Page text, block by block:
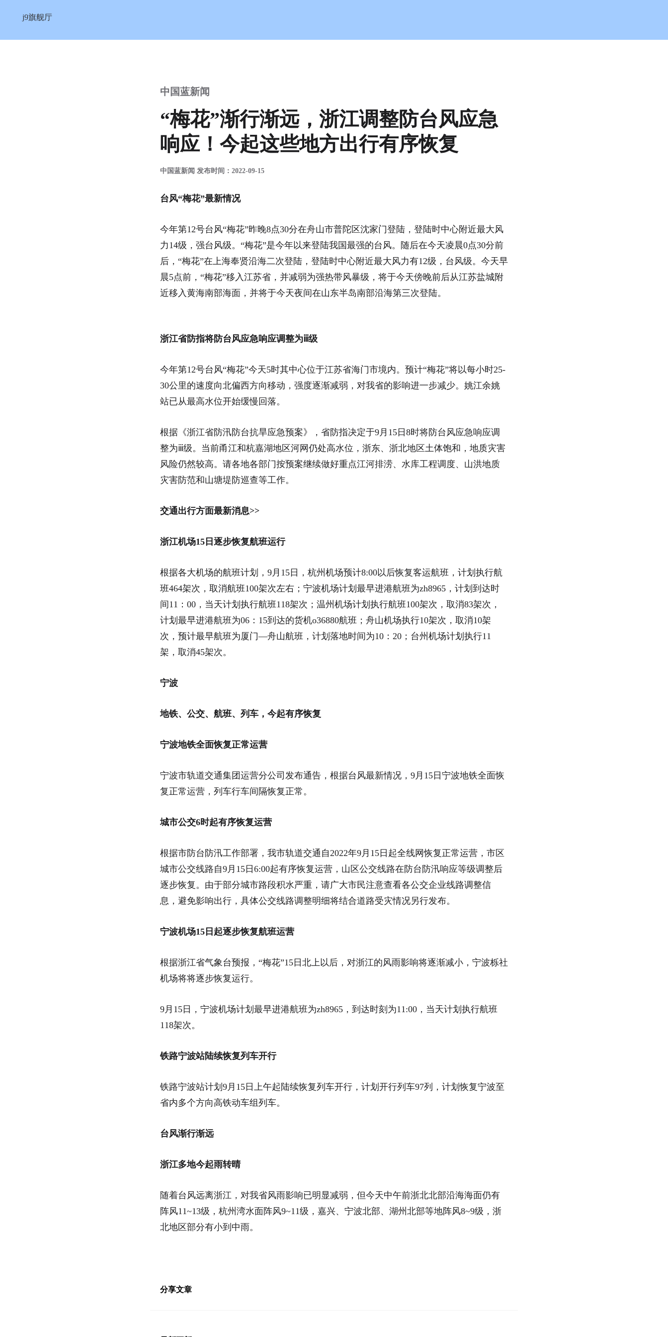
“梅花”渐行渐远，浙江调整防台风应急响应！今起这些地方出行有序恢复-j9旗舰厅
j9旗舰厅
中国蓝新闻
“梅花”渐行渐远，浙江调整防台风应急
响应！今起这些地方出行有序恢复
中国蓝新闻 发布时间：2022-09-15
台风“梅花”最新情况
今年第12号台风“梅花”昨晚8点30分在舟山市普陀区沈家门登陆，登陆时中心附近最大风
力14级，强台风级。“梅花”是今年以来登陆我国最强的台风。随后在今天凌晨0点30分前
后，“梅花”在上海奉贤沿海二次登陆，登陆时中心附近最大风力有12级，台风级。今天早
晨5点前，“梅花”移入江苏省，并减弱为强热带风暴级，将于今天傍晚前后从江苏盐城附
近移入黄海南部海面，并将于今天夜间在山东半岛南部沿海第三次登陆。
浙江省防指将防台风应急响应调整为ⅲ级
今年第12号台风“梅花”今天5时其中心位于江苏省海门市境内。预计“梅花”将以每小时25-
30公里的速度向北偏西方向移动，强度逐渐减弱，对我省的影响进一步减少。姚江余姚
站已从最高水位开始缓慢回落。
根据《浙江省防汛防台抗旱应急预案》，省防指决定于9月15日8时将防台风应急响应调
整为ⅲ级。当前甬江和杭嘉湖地区河网仍处高水位，浙东、浙北地区土体饱和，地质灾害
风险仍然较高。请各地各部门按预案继续做好重点江河排涝、水库工程调度、山洪地质
灾害防范和山塘堤防巡查等工作。
交通出行方面最新消息>>
浙江机场15日逐步恢复航班运行
根据各大机场的航班计划，9月15日，杭州机场预计8:00以后恢复客运航班，计划执行航
班464架次，取消航班100架次左右；宁波机场计划最早进港航班为zh8965，计划到达时
间11：00，当天计划执行航班118架次；温州机场计划执行航班100架次，取消83架次，
计划最早进港航班为06：15到达的货机o36880航班；舟山机场执行10架次，取消10架
次，预计最早航班为厦门—舟山航班，计划落地时间为10：20；台州机场计划执行11
架，取消45架次。
宁波
地铁、公交、航班、列车，今起有序恢复
宁波地铁全面恢复正常运营
宁波市轨道交通集团运营分公司发布通告，根据台风最新情况，9月15日宁波地铁全面恢
复正常运营，列车行车间隔恢复正常。
城市公交6时起有序恢复运营
根据市防台防汛工作部署，我市轨道交通自2022年9月15日起全线网恢复正常运营，市区
城市公交线路自9月15日6:00起有序恢复运营，山区公交线路在防台防汛响应等级调整后
逐步恢复。由于部分城市路段积水严重，请广大市民注意查看各公交企业线路调整信
息，避免影响出行，具体公交线路调整明细将结合道路受灾情况另行发布。
宁波机场15日起逐步恢复航班运营
根据浙江省气象台预报，“梅花”15日北上以后，对浙江的风雨影响将逐渐减小，宁波栎社
机场将将逐步恢复运行。
9月15日，宁波机场计划最早进港航班为zh8965，到达时刻为11:00，当天计划执行航班
118架次。
铁路宁波站陆续恢复列车开行
铁路宁波站计划9月15日上午起陆续恢复列车开行，计划开行列车97列，计划恢复宁波至
省内多个方向高铁动车组列车。
台风渐行渐远
浙江多地今起雨转晴
随着台风远离浙江，对我省风雨影响已明显减弱，但今天中午前浙北北部沿海海面仍有
阵风11~13级，杭州湾水面阵风9~11级，嘉兴、宁波北部、湖州北部等地阵风8~9级，浙
北地区部分有小到中雨。
分享文章